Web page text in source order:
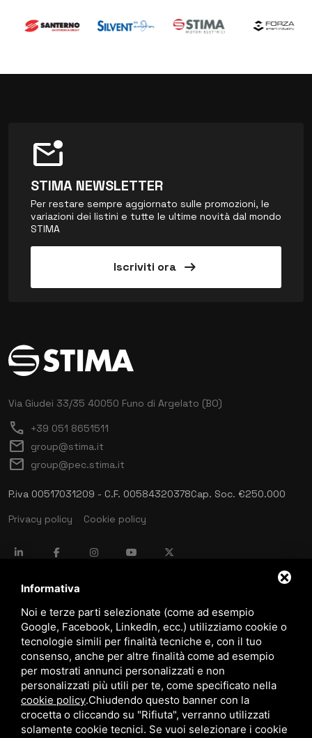
mark_email_unread
STIMA NEWSLETTER
Per restare sempre aggiornato sulle promozioni, le
variazioni dei listini e tutte le ultime novità dal mondo
STIMA
Iscriviti ora arrow_right_alt
Via Giudei 33/35 40050 Funo di Argelato (BO)
call +39 051 8651511
mail group@stima.it
mail group@pec.stima.it
P.iva 00517031209 - C.F. 00584320378Cap. Soc. €250.000
Privacy policy
Cookie policy
language ITALIANO
download Catalogo Stima
download Politica qualità e sicurezza
Informativa
Noi e terze parti selezionate (come ad esempio
Google, Facebook, LinkedIn, ecc.) utilizziamo cookie o
tecnologie simili per finalità tecniche e, con il tuo
consenso, anche per altre finalità come ad esempio
per mostrati annunci personalizzati e non
personalizzati più utili per te, come specificato nella
cookie policy.Chiudendo questo banner con la
crocetta o cliccando su "Rifiuta", verranno utilizzati
solamente cookie tecnici. Se vuoi selezionare i cookie